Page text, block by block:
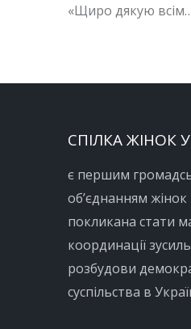
«Щиро дякую
СПІЛКА ЖІНОК
є першим
об’єднанням жінок
покликана стати
координації
розбудови
суспільства в